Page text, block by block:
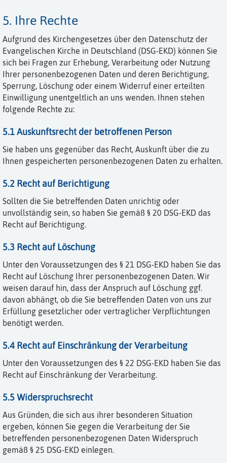
5. Ihre Rechte
Aufgrund des Kirchengesetzes über den Datenschutz der
Evangelischen Kirche in Deutschland (DSG-EKD) können Sie
sich bei Fragen zur Erhebung, Verarbeitung oder Nutzung
Ihrer personenbezogenen Daten und deren Berichtigung,
Sperrung, Löschung oder einem Widerruf einer erteilten
Einwilligung unentgeltlich an uns wenden. Ihnen stehen
folgende Rechte zu:
5.1 Auskunftsrecht der betroffenen Person
Sie haben uns gegenüber das Recht, Auskunft über die zu
Ihnen gespeicherten personenbezogenen Daten zu erhalten.
5.2 Recht auf Berichtigung
Sollten die Sie betreffenden Daten unrichtig oder
unvollständig sein, so haben Sie gemäß § 20 DSG-EKD das
Recht auf Berichtigung.
5.3 Recht auf Löschung
Unter den Voraussetzungen des § 21 DSG-EKD haben Sie das
Recht auf Löschung Ihrer personenbezogenen Daten. Wir
weisen darauf hin, dass der Anspruch auf Löschung ggf.
davon abhängt, ob die Sie betreffenden Daten von uns zur
Erfüllung gesetzlicher oder vertraglicher Verpflichtungen
benötigt werden.
5.4 Recht auf Einschränkung der Verarbeitung
Unter den Voraussetzungen des § 22 DSG-EKD haben Sie das
Recht auf Einschränkung der Verarbeitung.
5.5 Widerspruchsrecht
Aus Gründen, die sich aus ihrer besonderen Situation
ergeben, können Sie gegen die Verarbeitung der Sie
betreffenden personenbezogenen Daten Widerspruch
gemäß § 25 DSG-EKD einlegen.